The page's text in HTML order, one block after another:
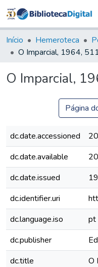
Início Hemeroteca
O Imparcial, 1964,
O Imparcial,
Página
dc.date.accessioned
dc.date.available
dc.date.issued
dc.identifier.uri
dc.language.iso
pt
dc.publisher
dc.title
O